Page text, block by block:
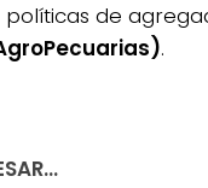
de
.